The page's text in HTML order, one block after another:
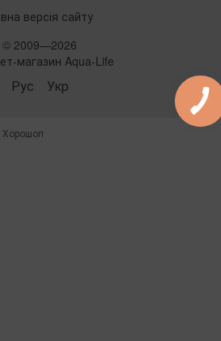
версія сайту
© 2009—2026
магазин Aqua-Life
Рус Укр
Хорошоп